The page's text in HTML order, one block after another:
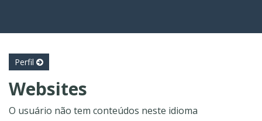
Perfil
Websites
O usuário não tem conteúdos neste idioma